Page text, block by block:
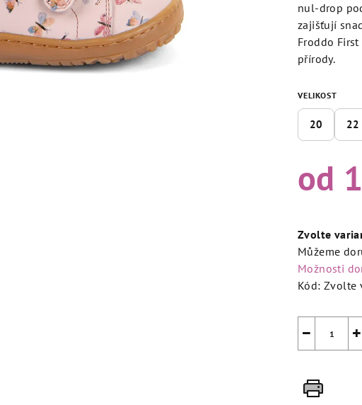
hvězdiček.
nul‑drop
zajišťují
Froddo
přírody.
VELIKOST
20 22
od
cena:
Zvolte
Můžeme
Možnosti
Kód: Zvolte
+
−